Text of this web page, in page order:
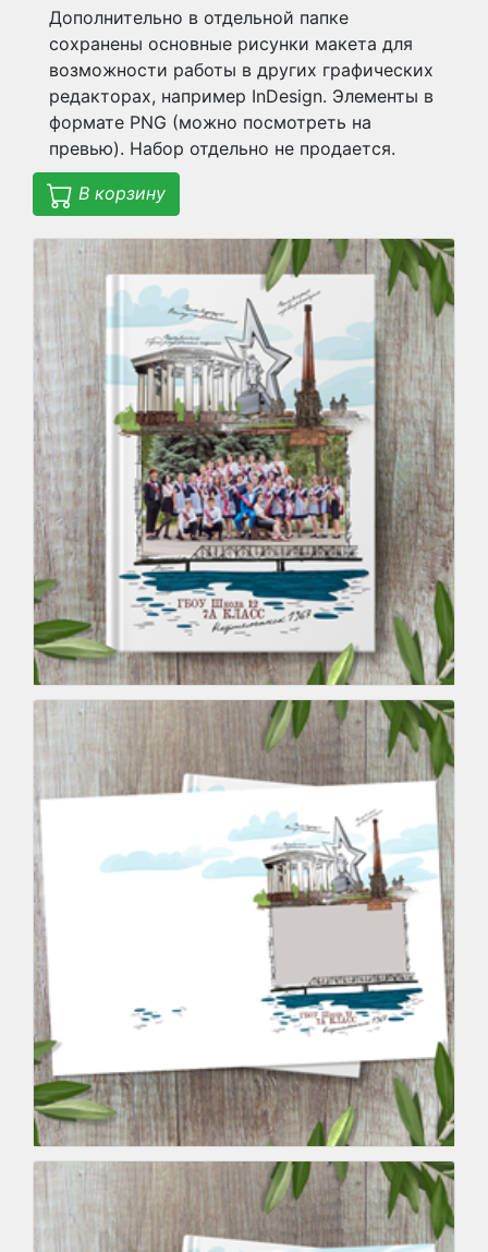
Дополнительно в отдельной папке
сохранены основные рисунки макета для
возможности работы в других графических
редакторах, например InDesign. Элементы в
формате PNG (можно посмотреть на
превью). Набор отдельно не продается.
В корзину